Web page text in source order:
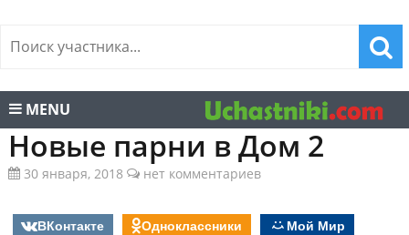
MENU
Новые парни в Дом 2
30 января, 2018 нет комментариев
ВКонтакте Одноклассники
Мой Мир